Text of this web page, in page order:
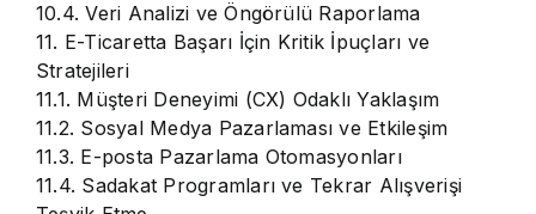
10.4. Veri Analizi ve Öngörülü Raporlama
11. E-Ticaretta Başarı İçin Kritik İpuçları ve
Stratejileri
11.1. Müşteri Deneyimi (CX) Odaklı Yaklaşım
11.2. Sosyal Medya Pazarlaması ve Etkileşim
11.3. E-posta Pazarlama Otomasyonları
11.4. Sadakat Programları ve Tekrar Alışverişi